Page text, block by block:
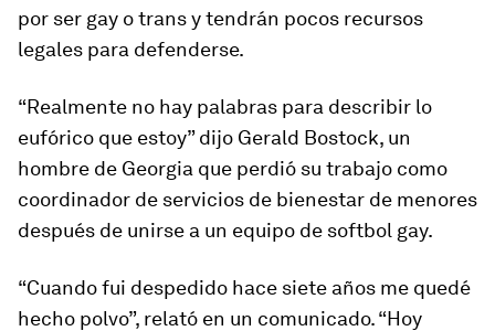
por ser gay o trans y tendrán pocos recursos
legales para defenderse.
“Realmente no hay palabras para describir lo
eufórico que estoy” dijo Gerald Bostock, un
hombre de Georgia que perdió su trabajo como
coordinador de servicios de bienestar de menores
después de unirse a un equipo de softbol gay.
“Cuando fui despedido hace siete años me quedé
hecho polvo”, relató en un comunicado. “Hoy